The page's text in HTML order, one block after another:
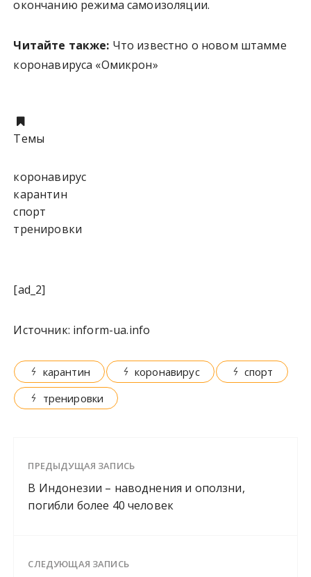
окончанию режима самоизоляции.
Читайте также: Что известно о новом штамме
коронавируса «Омикрон»
Темы
коронавирус
карантин
спорт
тренировки
[ad_2]
Источник: inform-ua.info
карантин коронавирус
спорт
тренировки
ПРЕДЫДУЩАЯ ЗАПИСЬ
В Индонезии – наводнения и оползни,
погибли более 40 человек
СЛЕДУЮЩАЯ ЗАПИСЬ